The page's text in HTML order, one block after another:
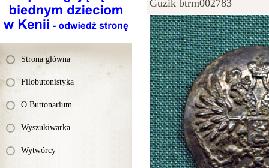
Strona główna
Filobutonistyka
O Buttonarium
Wyszukiwarka
Wytwórcy
Guzik btrm002783